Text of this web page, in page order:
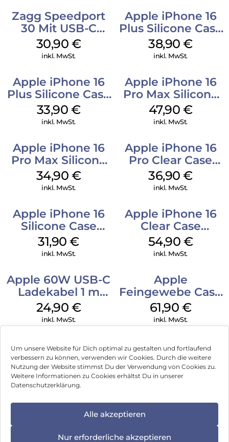
Um unsere Website für Dich optimal zu gestalten und fortlaufend
verbessern zu können, verwenden wir Cookies. Durch die weitere
Nutzung der Website stimmst Du der Verwendung von Cookies zu.
Weitere Informationen zu Cookies erhältst Du in unserer
Datenschutzerklärung.
Alle akzeptieren
Nur erforderliche akzeptieren
Zagg Speedport
30 Mit USB-C
Kabel Weiß
30,90 €
inkl. MwSt.
Apple iPhone 16
Plus Silicone Case
MagSafe Denim
38,90€
inkl. MwSt.
Apple iPhone 16
Plus Silicone Case
MagSafe Lake
Green
33,90 €
inkl. MwSt.
Apple iPhone 16
Pro Max Silicone
Case MagSafe
Black
47,90 €
inkl. MwSt.
Apple iPhone 16
Pro Max Silicone
Case MagSafe
Denim
34,90 €
inkl. MwSt.
Apple iPhone 16
Pro Clear Case
MagSafe
Transparent
36,90€
inkl. MwSt.
Apple iPhone 16
Silicone Case
MagSafe Fuchsia
31,90€
inkl. MwSt.
Apple iPhone 16
Clear Case
MagSafe
Transparent
54,90 €
inkl. MwSt.
Apple 60W USB-C
Ladekabel 1 m
Weiß
24,90 €
inkl. MwSt.
Apple
Feingewebe Case
iPhone 15 Pro
MagSafe Schwarz
61,90 €
inkl. MwSt.
Impressum
Können wir Dir behilflich sein?